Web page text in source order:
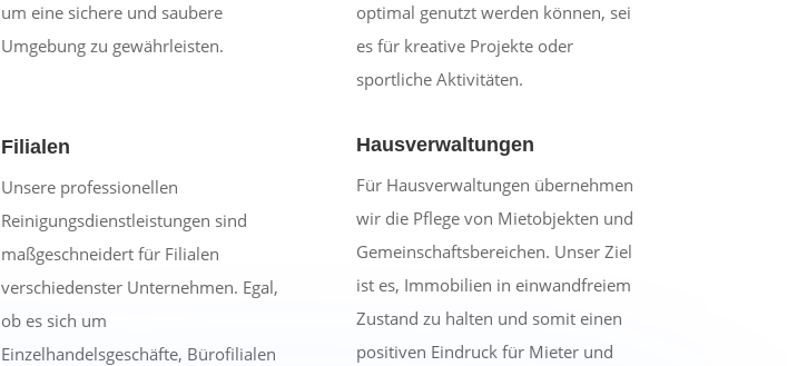
um eine sichere und saubere
Umgebung zu gewährleisten.
Filialen
Unsere professionellen
Reinigungsdienstleistungen sind
maßgeschneidert für Filialen
verschiedenster Unternehmen. Egal,
ob es sich um
Einzelhandelsgeschäfte, Bürofilialen
optimal genutzt werden können, sei
es für kreative Projekte oder
sportliche Aktivitäten.
Hausverwaltungen
Für Hausverwaltungen übernehmen
wir die Pflege von Mietobjekten und
Gemeinschaftsbereichen. Unser Ziel
ist es, Immobilien in einwandfreiem
Zustand zu halten und somit einen
positiven Eindruck für Mieter und